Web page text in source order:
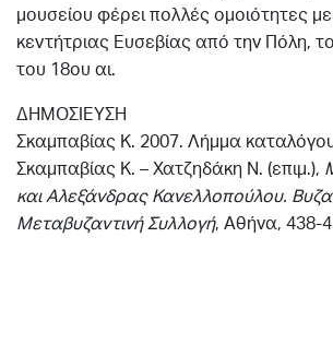
μουσείου φέρει πολλές ομοιότητες
κεντήτριας Ευσεβίας από την Πόλη,
του 18ου αι.
ΔΗΜΟΣΙΕΥΣΗ
Σκαμπαβίας Κ. 2007. Λήμμα
Σκαμπαβίας Κ. – Χατζηδάκη Ν. (επιμ.),
και Αλεξάνδρας Κανελλοπούλου.
Μεταβυζαντινή Συλλογή, Αθήνα, 438-